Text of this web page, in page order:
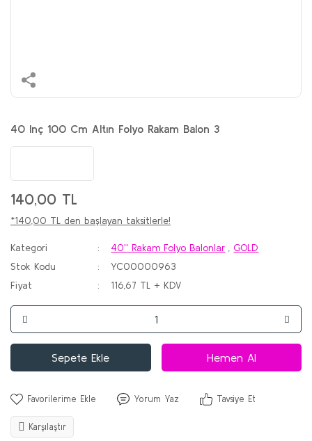
40 Inç 100 Cm Altın Folyo Rakam Balon 3
140,00 TL
*140,00 TL den başlayan taksitlerle!
Kategori 40'' Rakam Folyo Balonlar
GOLD
Stok Kodu
YC00000963
Fiyat
116,67 TL + KDV
Sepete Ekle Hemen Al
Yorum Yaz Tavsiye Et
Karşılaştır